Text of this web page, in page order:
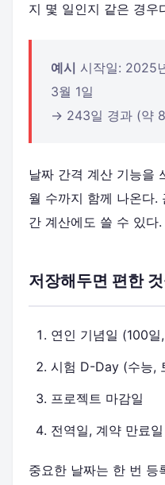
지 몇 일인지 같은 경우
예시 시작일: 2025
3월 1일
→ 243일 경과 (약
날짜 간격 계산 기능을
월 수까지 함께 나온다.
간 계산에도 쓸 수 있다.
저장해두면 편한
연인 기념일 (100
시험 D-Day (수능,
프로젝트 마감일
전역일, 계약 만료일
중요한 날짜는 한 번 등